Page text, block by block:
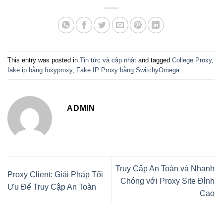
This entry was posted in Tin tức và cập nhật and tagged College Proxy,
fake ip bằng foxyproxy, Fake IP Proxy bằng SwitchyOmega
ADMIN
Proxy Client: Giải Pháp Tối
Ưu Để Truy Cập An Toàn
Truy Cập An Toàn và Nhanh
Chóng với Proxy Site Đỉnh
Cao